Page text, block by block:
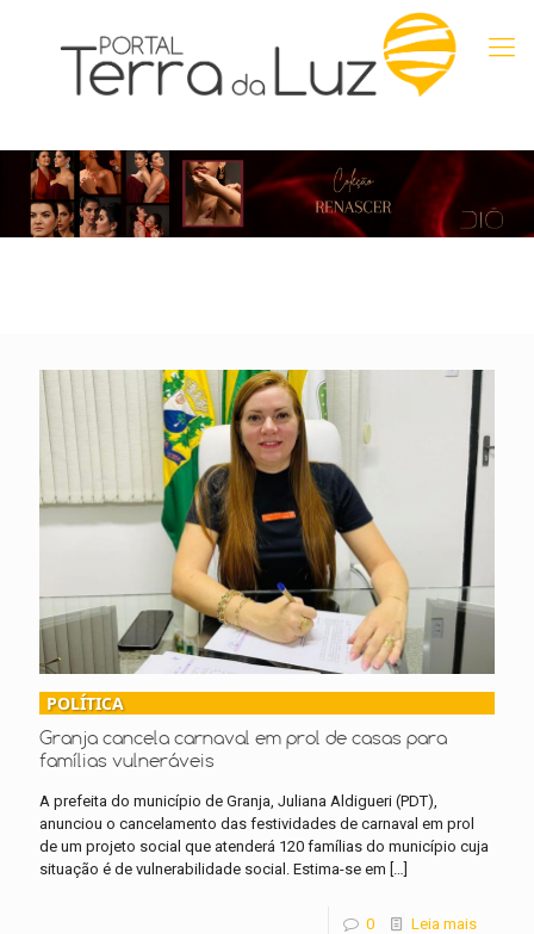
POLÍTICA
Granja cancela carnaval em prol de casas para
famílias vulneráveis
A prefeita do município de Granja, Juliana Aldigueri (PDT),
anunciou o cancelamento das festividades de carnaval em prol
de um projeto social que atenderá 120 famílias do município cuja
situação é de vulnerabilidade social. Estima-se em […]
0 Leia mais